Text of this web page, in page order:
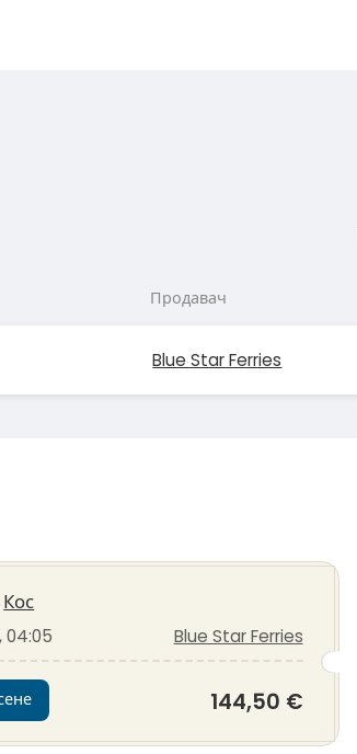
Продавач
Blue Star Ferries
Кос
04:05 Blue Star Ferries
144,50 €